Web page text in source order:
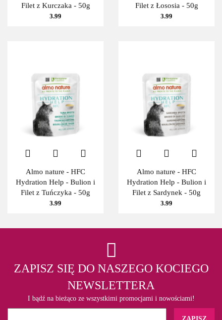
Filet z Kurczaka - 50g
3.99
Filet z Łososia - 50g
3.99
Almo nature - HFC
Hydration Help - Bulion i
Filet z Tuńczyka - 50g
3.99
Almo nature - HFC
Hydration Help - Bulion i
Filet z Sardynek - 50g
3.99
ZAPISZ SIĘ DO NASZEGO KOCIEGO
NEWSLETTERA
I bądź na bieżąco ze wszystkimi promocjami i nowościami!